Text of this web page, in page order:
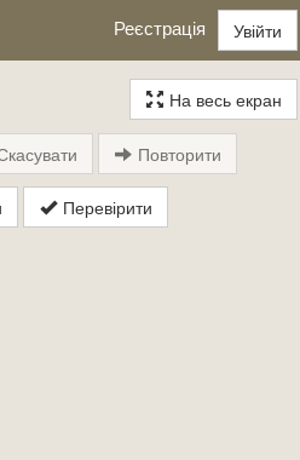
Реєстрація Увійти
На весь екран
Перевірити
Повторити